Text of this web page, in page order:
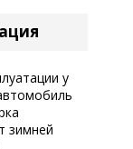
у
зимней